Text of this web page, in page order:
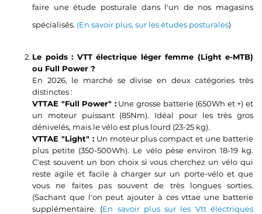
faire une étude posturale dans l'un de nos magasins
spécialisés. (En savoir plus, sur les études posturales)
Le poids : VTT électrique léger femme (Light e-MTB)
ou Full Power ?
En 2026, le marché se divise en deux catégories très
distinctes :
VTTAE "Full Power" :Une grosse batterie (650Wh et +) et
un moteur puissant (85Nm). Idéal pour les très gros
dénivelés, mais le vélo est plus lourd (23-25 kg).
VTTAE "Light" :Un moteur plus compact et une batterie
plus petite (350-500Wh). Le vélo pèse environ 18-19 kg.
C'est souvent un bon choix si vous cherchez un vélo qui
reste agile et facile à charger sur un porte-vélo et que
vous ne faites pas souvent de très longues sorties.
(Sachant que l'on peut ajouter à ces vttae une batterie
supplémentaire. (En savoir plus sur les Vtt électriques